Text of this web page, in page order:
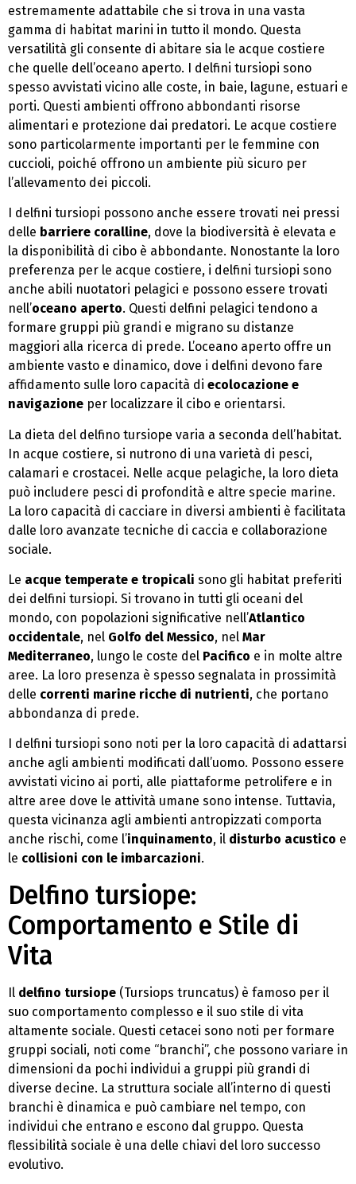
estremamente adattabile che si trova in una vasta
gamma di habitat marini in tutto il mondo. Questa
versatilità gli consente di abitare sia le acque costiere
che quelle dell’oceano aperto. I delfini tursiopi sono
spesso avvistati vicino alle coste, in baie, lagune, estuari e
porti. Questi ambienti offrono abbondanti risorse
alimentari e protezione dai predatori. Le acque costiere
sono particolarmente importanti per le femmine con
cuccioli, poiché offrono un ambiente più sicuro per
l’allevamento dei piccoli.
I delfini tursiopi possono anche essere trovati nei pressi
delle barriere coralline, dove la biodiversità è elevata e
la disponibilità di cibo è abbondante. Nonostante la loro
preferenza per le acque costiere, i delfini tursiopi sono
anche abili nuotatori pelagici e possono essere trovati
nell’oceano aperto. Questi delfini pelagici tendono a
formare gruppi più grandi e migrano su distanze
maggiori alla ricerca di prede. L’oceano aperto offre un
ambiente vasto e dinamico, dove i delfini devono fare
affidamento sulle loro capacità di ecolocazione e
navigazione per localizzare il cibo e orientarsi.
La dieta del delfino tursiope varia a seconda dell’habitat.
In acque costiere, si nutrono di una varietà di pesci,
calamari e crostacei. Nelle acque pelagiche, la loro dieta
può includere pesci di profondità e altre specie marine.
La loro capacità di cacciare in diversi ambienti è facilitata
dalle loro avanzate tecniche di caccia e collaborazione
sociale.
Le acque temperate e tropicali sono gli habitat preferiti
dei delfini tursiopi. Si trovano in tutti gli oceani del
mondo, con popolazioni significative nell’Atlantico
occidentale, nel Golfo del Messico, nel Mar
Mediterraneo, lungo le coste del Pacifico e in molte altre
aree. La loro presenza è spesso segnalata in prossimità
delle correnti marine ricche di nutrienti, che portano
abbondanza di prede.
I delfini tursiopi sono noti per la loro capacità di adattarsi
anche agli ambienti modificati dall’uomo. Possono essere
avvistati vicino ai porti, alle piattaforme petrolifere e in
altre aree dove le attività umane sono intense. Tuttavia,
questa vicinanza agli ambienti antropizzati comporta
anche rischi, come l’inquinamento, il disturbo acustico e
le collisioni con le imbarcazioni.
Delfino tursiope:
Comportamento e Stile di
Vita
Il delfino tursiope (Tursiops truncatus) è famoso per il
suo comportamento complesso e il suo stile di vita
altamente sociale. Questi cetacei sono noti per formare
gruppi sociali, noti come “branchi”, che possono variare in
dimensioni da pochi individui a gruppi più grandi di
diverse decine. La struttura sociale all’interno di questi
branchi è dinamica e può cambiare nel tempo, con
individui che entrano e escono dal gruppo. Questa
flessibilità sociale è una delle chiavi del loro successo
evolutivo.